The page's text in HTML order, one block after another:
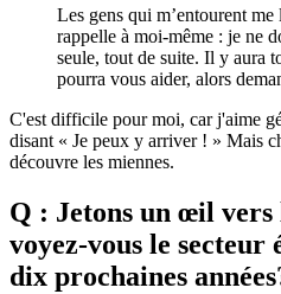
Les gens qui m’entourent
rappelle à moi-même : je ne
seule, tout de suite. Il y aura
pourra vous aider, alors
C'est difficile pour moi, car j'aime
disant « Je peux y arriver ! » Mais
découvre les miennes.
Q : Jetons un œil
voyez-vous le secteur
dix prochaines